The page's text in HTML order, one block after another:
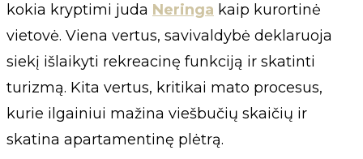
kokia kryptimi juda Neringa kaip kurortinė
vietovė. Viena vertus, savivaldybė deklaruoja
siekį išlaikyti rekreacinę funkciją ir skatinti
turizmą. Kita vertus, kritikai mato procesus,
kurie ilgainiui mažina viešbučių skaičių ir
skatina apartamentinę plėtrą.